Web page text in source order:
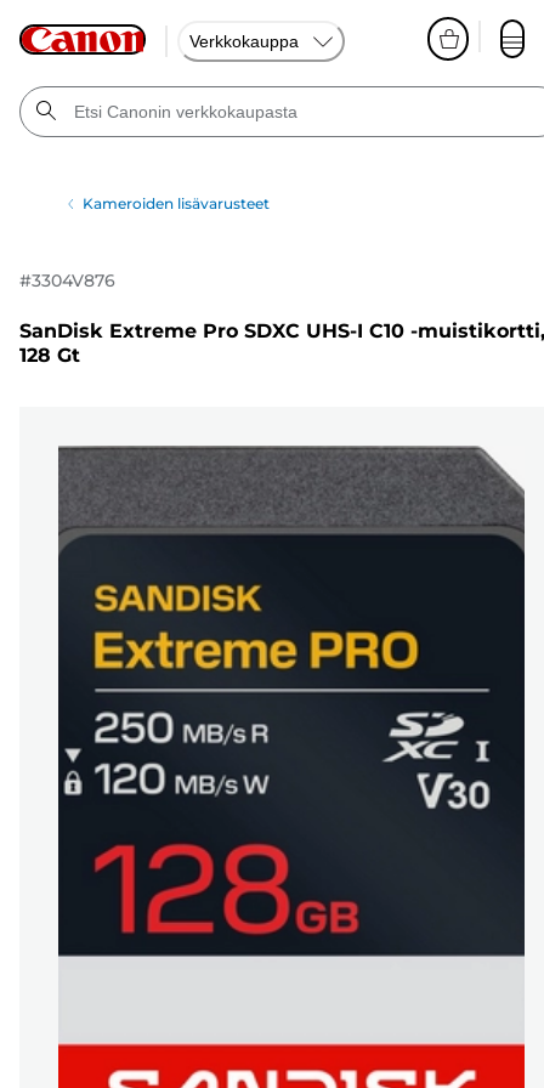
Verkkokauppa
Kameroiden lisävarusteet
#3304V876
SanDisk Extreme Pro SDXC UHS-I C10 -muistikortti,
128 Gt